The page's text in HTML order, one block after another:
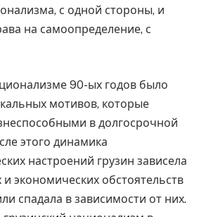
с одной стороны, и
на самоопределение, с
90-ых годов было
мотивов, которые
в долгосрочной
этого динамика
настроений грузин зависела
и экономических обстоятельств
спадала в зависимости от них.